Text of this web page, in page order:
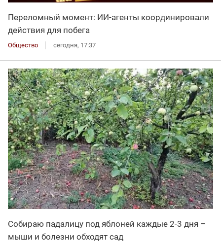
Переломный момент: ИИ-агенты координировали
действия для побега
Общество сегодня, 17:37
Собираю падалицу под яблоней каждые 2-3 дня –
мыши и болезни обходят сад